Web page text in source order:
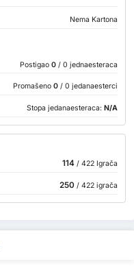
Nema Kartona
Postigao 0 / 0 jednaesteraca
Promašeno 0 / 0 jedanaesterci
Stopa jedanaesteraca: N/A
114/ 422 Igrača
250 / 422 igrača